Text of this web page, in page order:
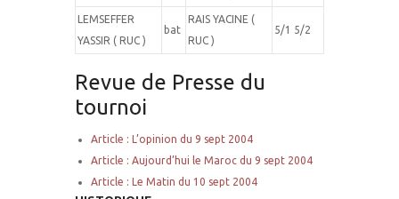
LEMSEFFER
YASSIR ( RUC )
bat
RAIS YACINE (
RUC )
5/1 5/2
Revue de Presse du
tournoi
Article : L’opinion du 9 sept 2004
Article : Aujourd’hui le Maroc du 9 sept 2004
Article : Le Matin du 10 sept 2004